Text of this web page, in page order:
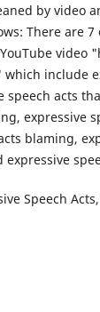
by video
There are 7
video
include
speech acts
expressive
blaming,
Speech